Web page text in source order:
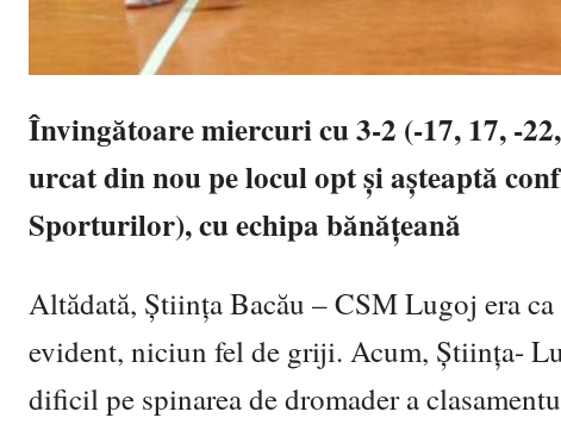
Învingătoare miercuri cu 3-2 (-17, 17, -
urcat din nou pe locul opt și așteaptă
Sporturilor), cu echipa bănățeană
Altădată, Știința Bacău – CSM Lugoj era
evident, niciun fel de griji. Acum, Știința-
dificil pe spinarea de dromader a